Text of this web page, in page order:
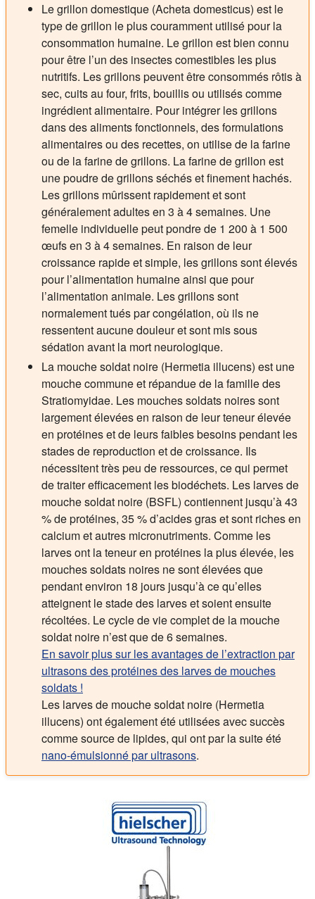
Le grillon domestique (Acheta domesticus) est le
type de grillon le plus couramment utilisé pour la
consommation humaine. Le grillon est bien connu
pour être l’un des insectes comestibles les plus
nutritifs. Les grillons peuvent être consommés rôtis à
sec, cuits au four, frits, bouillis ou utilisés comme
ingrédient alimentaire. Pour intégrer les grillons
dans des aliments fonctionnels, des formulations
alimentaires ou des recettes, on utilise de la farine
ou de la farine de grillons. La farine de grillon est
une poudre de grillons séchés et finement hachés.
Les grillons mûrissent rapidement et sont
généralement adultes en 3 à 4 semaines. Une
femelle individuelle peut pondre de 1 200 à 1 500
œufs en 3 à 4 semaines. En raison de leur
croissance rapide et simple, les grillons sont élevés
pour l’alimentation humaine ainsi que pour
l’alimentation animale. Les grillons sont
normalement tués par congélation, où ils ne
ressentent aucune douleur et sont mis sous
sédation avant la mort neurologique.
La mouche soldat noire (Hermetia illucens) est une
mouche commune et répandue de la famille des
Stratiomyidae. Les mouches soldats noires sont
largement élevées en raison de leur teneur élevée
en protéines et de leurs faibles besoins pendant les
stades de reproduction et de croissance. Ils
nécessitent très peu de ressources, ce qui permet
de traiter efficacement les biodéchets. Les larves de
mouche soldat noire (BSFL) contiennent jusqu’à 43
% de protéines, 35 % d’acides gras et sont riches en
calcium et autres micronutriments. Comme les
larves ont la teneur en protéines la plus élevée, les
mouches soldats noires ne sont élevées que
pendant environ 18 jours jusqu’à ce qu’elles
atteignent le stade des larves et soient ensuite
récoltées. Le cycle de vie complet de la mouche
soldat noire n’est que de 6 semaines.
En savoir plus sur les avantages de l’extraction par
ultrasons des protéines des larves de mouches
soldats !
Les larves de mouche soldat noire (Hermetia
illucens) ont également été utilisées avec succès
comme source de lipides, qui ont par la suite été
nano-émulsionné par ultrasons.